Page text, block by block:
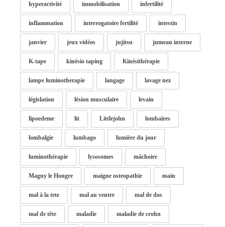
hyperactivité immobilisation infertilité
inflammation interrogatoire fertilité intestin
janvier jeux vidéos jujitsu jumeau interne
K-tape kinésio taping Kinésithérapie
lampe luminotherapie langage lavage nez
législation lésion musculaire levain
lipoedeme lit Littlejohn lombaires
lombalgie lumbago lumière du jour
luminothérapie lysosomes mâchoire
Magny le Hongre maigne osteopathie main
mal à la tete mal au ventre mal de dos
mal de tête maladie maladie de crohn